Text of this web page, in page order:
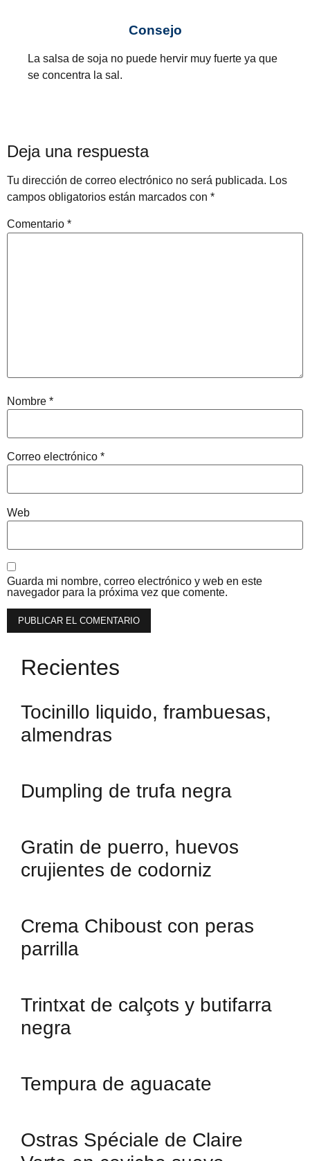
Consejo
La salsa de soja no puede hervir muy fuerte ya que
se concentra la sal.
Deja una respuesta
Tu dirección de correo electrónico no será publicada. Los
campos obligatorios están marcados con *
Comentario *
Nombre *
Correo electrónico *
Web
Guarda mi nombre, correo electrónico y web en este
navegador para la próxima vez que comente.
Recientes
Tocinillo liquido, frambuesas,
almendras
Dumpling de trufa negra
Gratin de puerro, huevos
crujientes de codorniz
Crema Chiboust con peras
parrilla
Trintxat de calçots y butifarra
negra
Tempura de aguacate
Ostras Spéciale de Claire